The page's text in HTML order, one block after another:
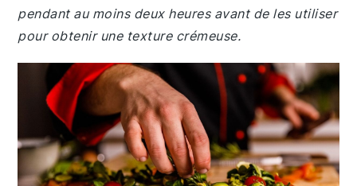
pendant au moins deux heures avant de les utiliser
pour obtenir une texture crémeuse.